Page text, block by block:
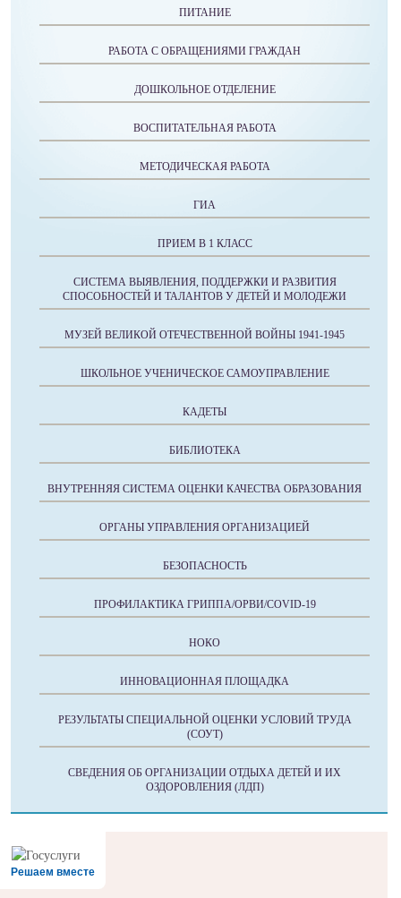
ПИТАНИЕ
РАБОТА С ОБРАЩЕНИЯМИ ГРАЖДАН
ДОШКОЛЬНОЕ ОТДЕЛЕНИЕ
ВОСПИТАТЕЛЬНАЯ РАБОТА
МЕТОДИЧЕСКАЯ РАБОТА
ГИА
ПРИЕМ В 1 КЛАСС
СИСТЕМА ВЫЯВЛЕНИЯ, ПОДДЕРЖКИ И РАЗВИТИЯ
СПОСОБНОСТЕЙ И ТАЛАНТОВ У ДЕТЕЙ И МОЛОДЕЖИ
МУЗЕЙ ВЕЛИКОЙ ОТЕЧЕСТВЕННОЙ ВОЙНЫ 1941-1945
ШКОЛЬНОЕ УЧЕНИЧЕСКОЕ САМОУПРАВЛЕНИЕ
КАДЕТЫ
БИБЛИОТЕКА
ВНУТРЕННЯЯ СИСТЕМА ОЦЕНКИ КАЧЕСТВА ОБРАЗОВАНИЯ
ОРГАНЫ УПРАВЛЕНИЯ ОРГАНИЗАЦИЕЙ
БЕЗОПАСНОСТЬ
ПРОФИЛАКТИКА ГРИППА/ОРВИ/COVID-19
НОКО
ИННОВАЦИОННАЯ ПЛОЩАДКА
РЕЗУЛЬТАТЫ СПЕЦИАЛЬНОЙ ОЦЕНКИ УСЛОВИЙ ТРУДА
(СОУТ)
СВЕДЕНИЯ ОБ ОРГАНИЗАЦИИ ОТДЫХА ДЕТЕЙ И ИХ
ОЗДОРОВЛЕНИЯ (ЛДП)
Решаем вместе